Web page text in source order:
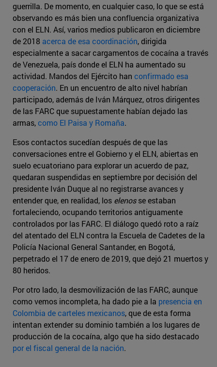
guerrilla. De momento, en cualquier caso, lo que se está
observando es más bien una confluencia organizativa
con el ELN. Así, varios medios publicaron en diciembre
de 2018 acerca de esa coordinación, dirigida
especialmente a sacar cargamentos de cocaína a través
de Venezuela, país donde el ELN ha aumentado su
actividad. Mandos del Ejército han confirmado esa
cooperación. En un encuentro de alto nivel habrían
participado, además de Iván Márquez, otros dirigentes
de las FARC que supuestamente habían dejado las
armas,como El Paisa y Romaña.
Esos contactos sucedían después de que las
conversaciones entre el Gobierno y el ELN, abiertas en
suelo ecuatoriano para explorar un acuerdo de paz,
quedaran suspendidas en septiembre por decisión del
presidente Iván Duque al no registrarse avances y
entender que, en realidad, los elenosse estaban
fortaleciendo, ocupando territorios antiguamente
controlados por las FARC. El diálogo quedó roto a raíz
del atentado del ELN contra la Escuela de Cadetes de la
Policía Nacional General Santander, en Bogotá,
perpetrado el 17 de enero de 2019, que dejó 21 muertos y
80 heridos.
Por otro lado, la desmovilización de las FARC, aunque
como vemos incompleta, ha dado pie a la presencia en
Colombia de carteles mexicanos, que de esta forma
intentan extender su dominio también a los lugares de
producción de la cocaína, algo que ha sido destacado
por el fiscal general de la nación.